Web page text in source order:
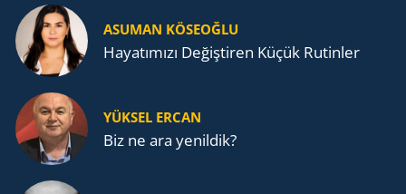
ASUMAN KÖSEOĞLU
Ha­ya­tı­mı­zı De­ğiş­ti­ren Küçük Ru­tin­ler
YÜKSEL ERCAN
Biz ne ara yenildik?